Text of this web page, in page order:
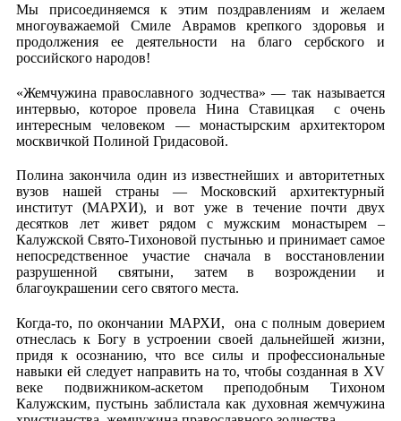
Мы присоединяемся к этим поздравлениям и желаем
многоуважаемой Смиле Аврамов крепкого здоровья и
продолжения ее деятельности на благо сербского и
российского народов!
«Жемчужина православного зодчества» — так называется
интервью, которое провела Нина Ставицкая с очень
интересным человеком — монастырским архитектором
москвичкой Полиной Гридасовой.
Полина закончила один из известнейших и авторитетных
вузов нашей страны — Московский архитектурный
институт (МАРХИ), и вот уже в течение почти двух
десятков лет живет рядом с мужским монастырем –
Калужской Свято-Тихоновой пустынью и принимает самое
непосредственное участие сначала в восстановлении
разрушенной святыни, затем в возрождении и
благоукрашении сего святого места.
Когда-то, по окончании МАРХИ, она с полным доверием
отнеслась к Богу в устроении своей дальнейшей жизни,
придя к осознанию, что все силы и профессиональные
навыки ей следует направить на то, чтобы созданная в XV
веке подвижником-аскетом преподобным Тихоном
Калужским, пустынь заблистала как духовная жемчужина